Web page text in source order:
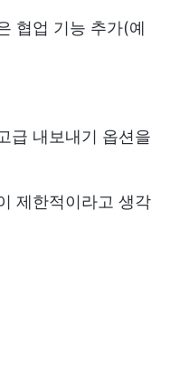
협업 기능 추가(예
급 내보내기 옵션을
제한적이라고 생각